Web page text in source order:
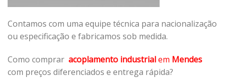
Contamos com uma equipe técnica para nacionalização
ou especificação e fabricamos sob medida.
Como comprar acoplamento industrialem Mendes
com preços diferenciados e entrega rápida?